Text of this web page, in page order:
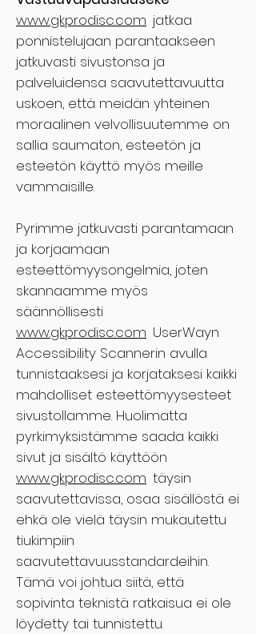
www.gkprodisc.com jatkaa
ponnistelujaan parantaakseen
jatkuvasti sivustonsa ja
palveluidensa saavutettavuutta
uskoen, että meidän yhteinen
moraalinen velvollisuutemme on
sallia saumaton, esteetön ja
esteetön käyttö myös meille
vammaisille.
Pyrimme jatkuvasti parantamaan
ja korjaamaan
esteettömyysongelmia, joten
skannaamme myös
säännöllisesti
www.gkprodisc.com UserWayn
Accessibility Scannerin avulla
tunnistaaksesi ja korjataksesi kaikki
mahdolliset esteettömyysesteet
sivustollamme. Huolimatta
pyrkimyksistämme saada kaikki
sivut ja sisältö käyttöön
www.gkprodisc.com täysin
saavutettavissa, osaa sisällöstä ei
ehkä ole vielä täysin mukautettu
tiukimpiin
saavutettavuusstandardeihin.
Tämä voi johtua siitä, että
sopivinta teknistä ratkaisua ei ole
löydetty tai tunnistettu.